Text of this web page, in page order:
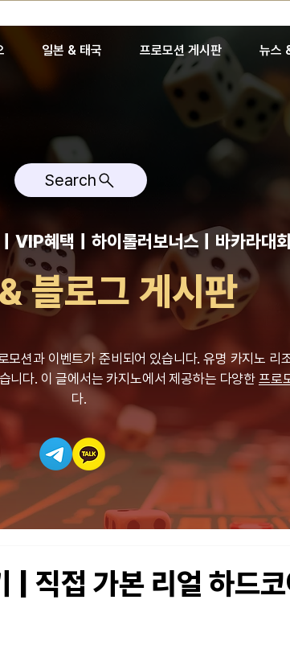
일본 & 태국 프로모션 게시판 뉴스
Search
VIP혜택｜하이롤러보너스｜바카라대
블로그 게시판
션과 이벤트가 준비되어 있습니다. 유명 카지노 리
니다. 이 글에서는 카지노에서 제공하는 다양한 프로
다.
| 직접 가본 리얼 하드